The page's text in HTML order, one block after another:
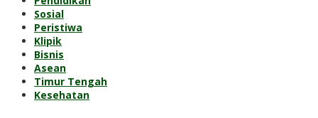
Sosial
Peristiwa
Klipik
Bisnis
Asean
Timur Tengah
Kesehatan